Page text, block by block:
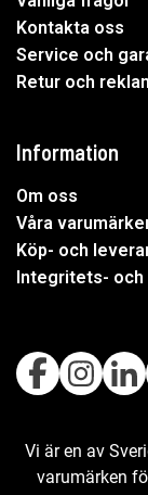
Kontakta oss
Service och
Retur och
Information
Om oss
Våra
Köp- och
Integritets-
Vi är en av
varumärken